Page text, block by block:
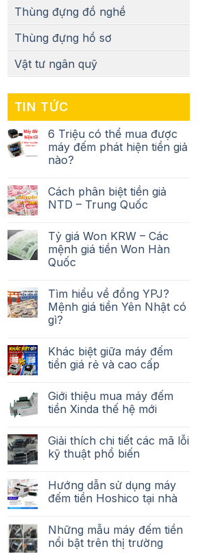
Thùng đựng đồ nghề
Thùng đựng hồ sơ
Vật tư ngân quỹ
TIN TỨC
6 Triệu có thể mua được
máy đếm phát hiện tiền giả
nào?
Cách phân biệt tiền giả
NTD – Trung Quốc
Tỷ giá Won KRW – Các
mệnh giá tiền Won Hàn
Quốc
Tìm hiểu về đồng YPJ?
Mệnh giá tiền Yên Nhật có
gì?
Khác biệt giữa máy đếm
tiền giá rẻ và cao cấp
Giới thiệu mua máy đếm
tiền Xinda thế hệ mới
Giải thích chi tiết các mã lỗi
kỹ thuật phổ biến
Hướng dẫn sử dụng máy
đếm tiền Hoshico tại nhà
Những mẫu máy đếm tiền
nổi bật trên thị trường